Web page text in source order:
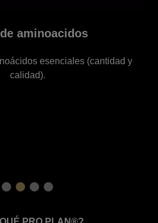
Mejor disponibilidad de